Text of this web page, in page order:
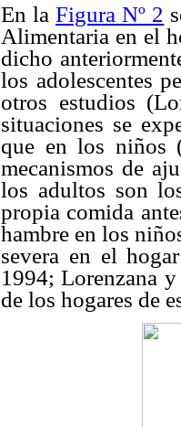
En laFigura Nº 2
Alimentaria en el
dicho
los adolescentes
otros estudios
situaciones se
que en los niños
mecanismos de
los adultos son
propia comida
hambre en los
severa en el
1994; Lorenzana
de los hogares de